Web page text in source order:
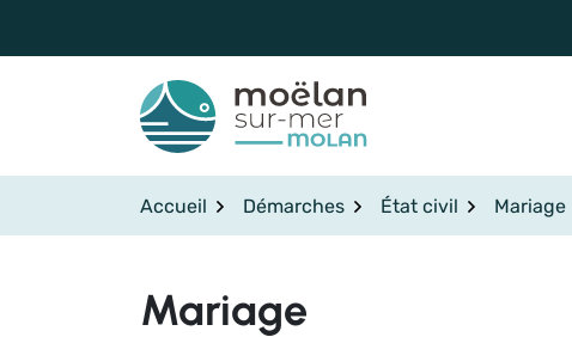
Accueil Démarches État civil Mariage
Mariage